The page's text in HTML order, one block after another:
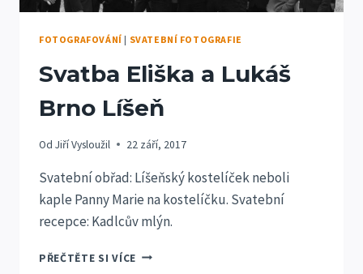
FOTOGRAFOVÁNÍ | SVATEBNÍ FOTOGRAFIE
Svatba Eliška a Lukáš
Brno Líšeň
Od Jiří Vysloužil 22 září, 2017
Svatební obřad: Líšeňský kostelíček neboli
kaple Panny Marie na kostelíčku. Svatební
recepce: Kadlcův mlýn.
PŘEČTĚTE SI VÍCESVATBA